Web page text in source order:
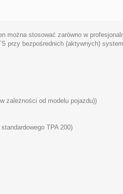
można stosować zarówno w
przy bezpośrednich (aktywnych)
zależności od modelu pojazdu))
TPA 200)